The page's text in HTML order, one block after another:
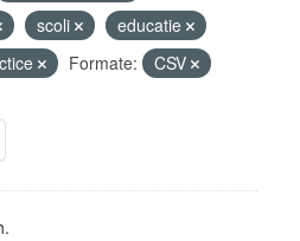
scoli
educatie
Formate:
CSV